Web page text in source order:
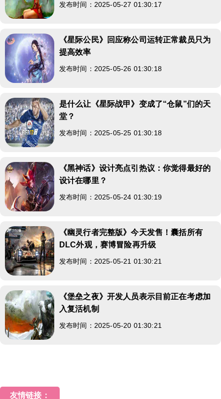
发布时间：2025-05-27 01:30:17
《星际公民》回应称公司运转正常裁员只为
提高效率
发布时间：2025-05-26 01:30:18
是什么让《星际战甲》变成了“仓鼠”们的天
堂？
发布时间：2025-05-25 01:30:18
《黑神话》设计亮点引热议：你觉得最好的
设计在哪里？
发布时间：2025-05-24 01:30:19
《幽灵行者完整版》今天发售！囊括所有
DLC外观，赛博冒险再升级
发布时间：2025-05-21 01:30:21
《堡垒之夜》开发人员表示目前正在考虑加
入复活机制
发布时间：2025-05-20 01:30:21
友情链接：